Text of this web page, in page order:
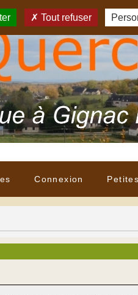
Connexion
Tout refuser